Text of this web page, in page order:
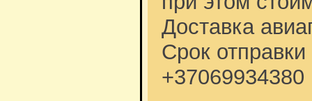
Доставка
Срок
+37069934380